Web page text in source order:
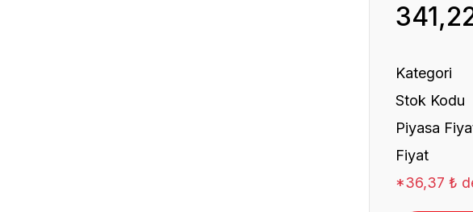
Kategori
Stok Kodu
Piyasa
Fiyat
*36,37 ₺